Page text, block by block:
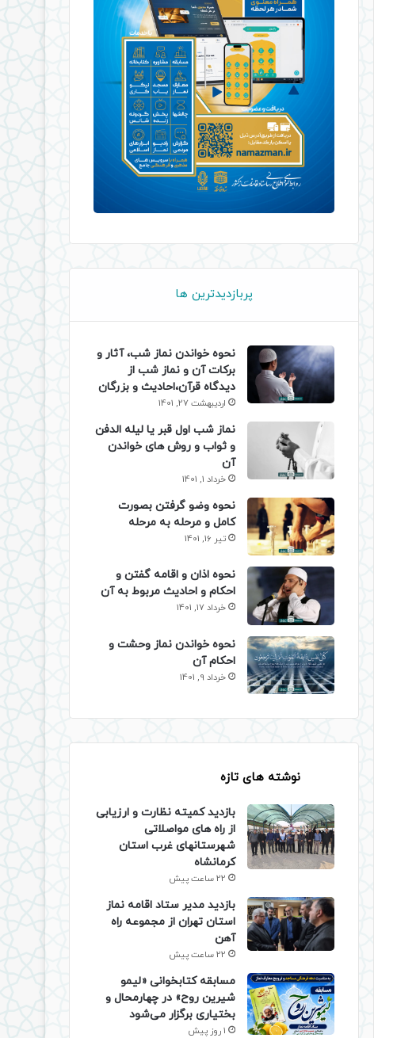
پربازدیدترین ها
نحوه خواندن نماز شب، آثار و
برکات آن و نماز شب از
دیدگاه قرآن،احادیث و بزرگان
اردیبهشت 27, 1401
نماز شب اول قبر یا لیله الدفن
و ثواب و روش های خواندن
آن
خرداد 1, 1401
نحوه وضو گرفتن بصورت
کامل و مرحله به مرحله
تیر 16, 1401
نحوه اذان و اقامه گفتن و
احکام و احادیث مربوط به آن
خرداد 17, 1401
نحوه خواندن نماز وحشت و
احکام آن
خرداد 9, 1401
نوشته های تازه
بازدید کمیته نظارت و ارزیابی
از راه های مواصلاتی
شهرستانهای غرب استان
کرمانشاه
22 ساعت پیش
بازدید مدیر ستاد اقامه نماز
استان تهران از مجموعه راه
آهن
22 ساعت پیش
مسابقه کتابخوانی «لیمو
شیرین روح» در چهارمحال و
بختیاری برگزار می‌شود
1 روز پیش